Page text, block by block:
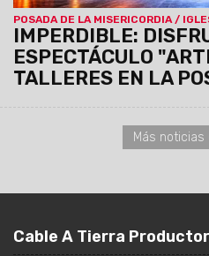
POSADA DE LA MISERICORDIA /
IMPERDIBLE:
ESPECTÁCULO
TALLERES EN LA
Más noticias
Cable A Tierra